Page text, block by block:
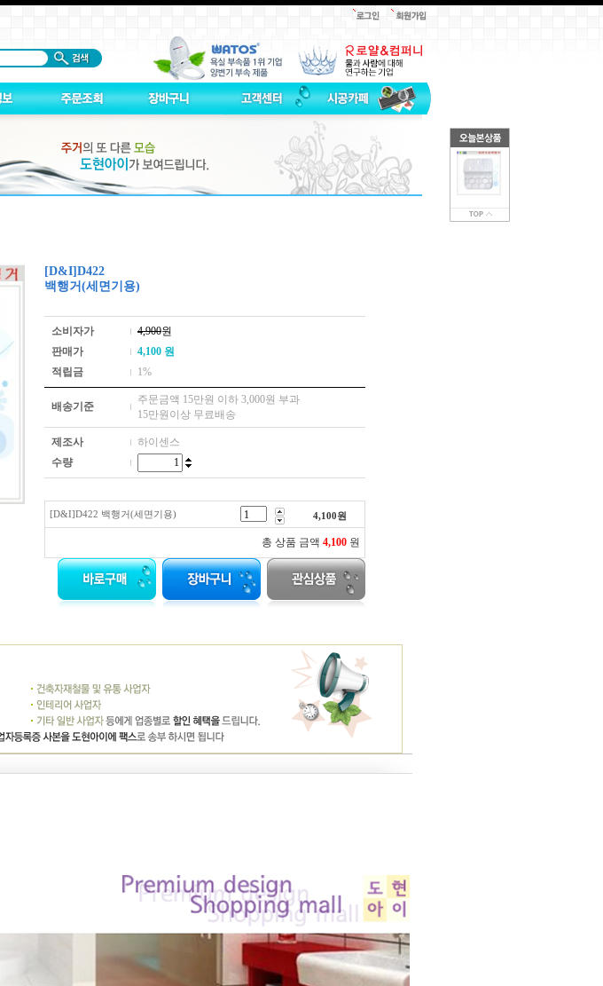
[D&I]D422
백행거(세면기용)
소비자가 4,900원
판매가
4,100 원
적립금
1%
배송기준
주문금액 15만원 이하 3,000원 부과
15만원이상 무료배송
제조사
하이센스
수량
[D&I]D422 백행거(세면기용) 4,100원
총 상품 금액 4,100 원